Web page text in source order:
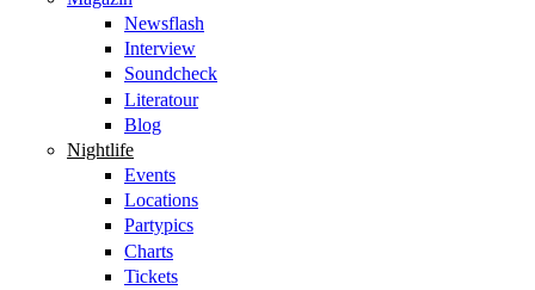
Newsflash
Interview
Soundcheck
Literatour
Blog
Nightlife
Events
Locations
Partypics
Charts
Tickets